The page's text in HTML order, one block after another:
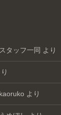
タッフ一同 より
kaoruko より